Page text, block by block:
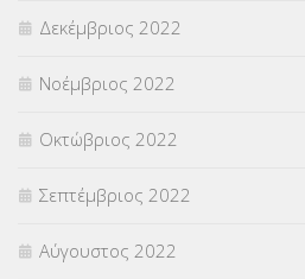
Δεκέμβριος 2022
Νοέμβριος 2022
Οκτώβριος 2022
Σεπτέμβριος 2022
Αύγουστος 2022